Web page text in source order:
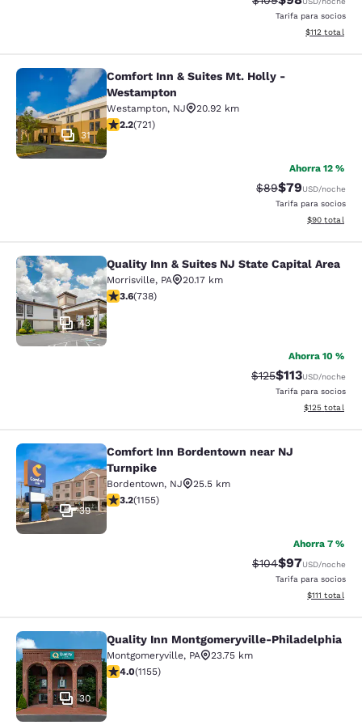
Tarifa para socios
Ver detalles
$112 total
Comfort Inn & Suites Mt. Holly -
31
Comfort Inn & Suites Mt. Holly -
Westampton
Westampton, NJ
20.92 km
calificación de 2.22 estrellas. Feria. 721 reseñas
2.2(721)
Ahorra 12 %
Precio tachado:
$89Precio con
$79USD/noche
Tarifa para socios
Ver detalles
$90 total
Quality Inn & Suites NJ State
43
Quality Inn & Suites NJ State Capital Area
Morrisville, PA
20.17 km
calificación de 3.62 estrellas. Bueno. 738 reseñas
3.6(738)
Ahorra 10 %
Precio tachado:
$125Precio con
$113USD/noche
Tarifa para socios
Ver detalles
$125 total
Comfort Inn Bordentown near NJ
39
Comfort Inn Bordentown near NJ
Turnpike
Bordentown, NJ
25.5 km
calificación de 3.24 estrellas. Bueno. 1155 reseñas
3.2(1155)
Ahorra 7 %
Precio tachado:
$104Precio con
$97USD/noche
Tarifa para socios
Ver detalles
$111 total
Quality Inn Montgomeryville-
30
Quality Inn Montgomeryville-Philadelphia
Montgomeryville, PA
23.75 km
calificación de 4.03 estrellas. Muy bueno. 1155
4.0(1155)